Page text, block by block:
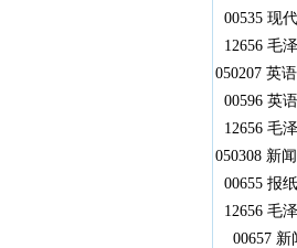
00535 现
12656 毛
050207 英
00596 英
12656 毛
050308 新
00655 报
12656 毛
00657